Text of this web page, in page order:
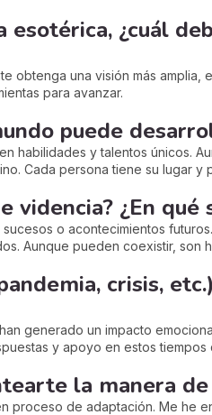
¿cuál
obtenga una visión más
para avanzar.
puede
habilidades y talentos únicos.
Cada persona tiene su lugar y
videncia? ¿En
o acontecimientos
Aunque pueden coexistir, son
crisis,
generado un impacto
y apoyo en estos tiempos
la manera
proceso de adaptación. Me he